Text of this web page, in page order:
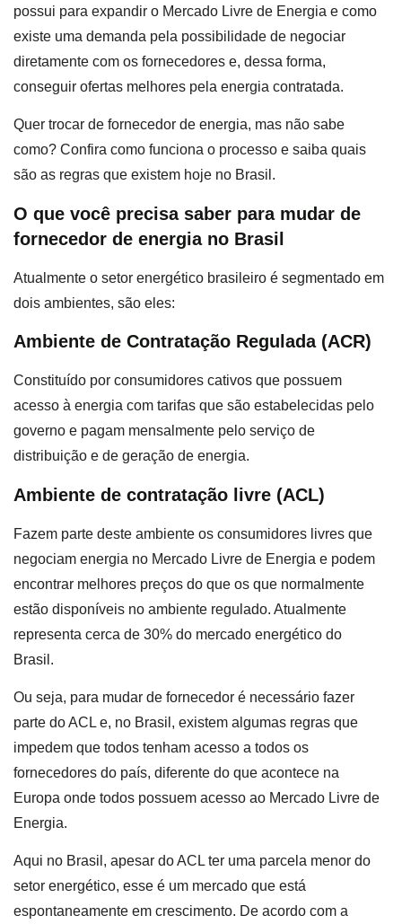
possui para expandir o Mercado Livre de Energia e como
existe uma demanda pela possibilidade de negociar
diretamente com os fornecedores e, dessa forma,
conseguir ofertas melhores pela energia contratada.
Quer trocar de fornecedor de energia, mas não sabe
como? Confira como funciona o processo e saiba quais
são as regras que existem hoje no Brasil.
O que você precisa saber para mudar de
fornecedor de energia no Brasil
Atualmente o setor energético brasileiro é segmentado em
dois ambientes, são eles:
Ambiente de Contratação Regulada (ACR)
Constituído por consumidores cativos que possuem
acesso à energia com tarifas que são estabelecidas pelo
governo e pagam mensalmente pelo serviço de
distribuição e de geração de energia.
Ambiente de contratação livre (ACL)
Fazem parte deste ambiente os consumidores livres que
negociam energia no Mercado Livre de Energia e podem
encontrar melhores preços do que os que normalmente
estão disponíveis no ambiente regulado. Atualmente
representa cerca de 30% do mercado energético do
Brasil.
Ou seja, para mudar de fornecedor é necessário fazer
parte do ACL e, no Brasil, existem algumas regras que
impedem que todos tenham acesso a todos os
fornecedores do país, diferente do que acontece na
Europa onde todos possuem acesso ao Mercado Livre de
Energia.
Aqui no Brasil, apesar do ACL ter uma parcela menor do
setor energético, esse é um mercado que está
espontaneamente em crescimento. De acordo com a